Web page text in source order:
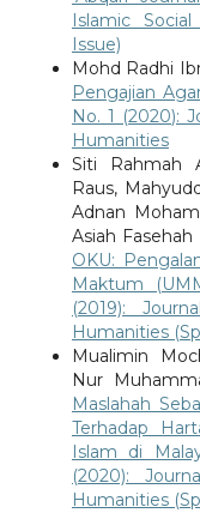
Islamic
Issue)
Mohd Radhi
Pengajian
No. 1 (2020):
Humanities
Siti Rahmah
Raus,
Adnan
Asiah
OKU:
Maktum
(2019):
Humanities
Mualimin
Nur
Maslahah
Terhadap
Islam di
(2020):
Humanities